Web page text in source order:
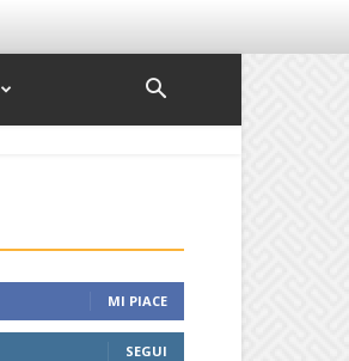
MI PIACE
SEGUI